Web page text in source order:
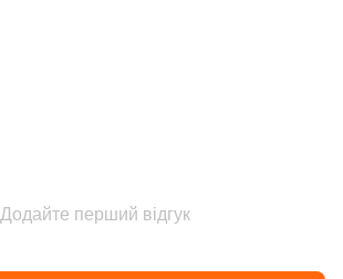
Додайте перший відгук